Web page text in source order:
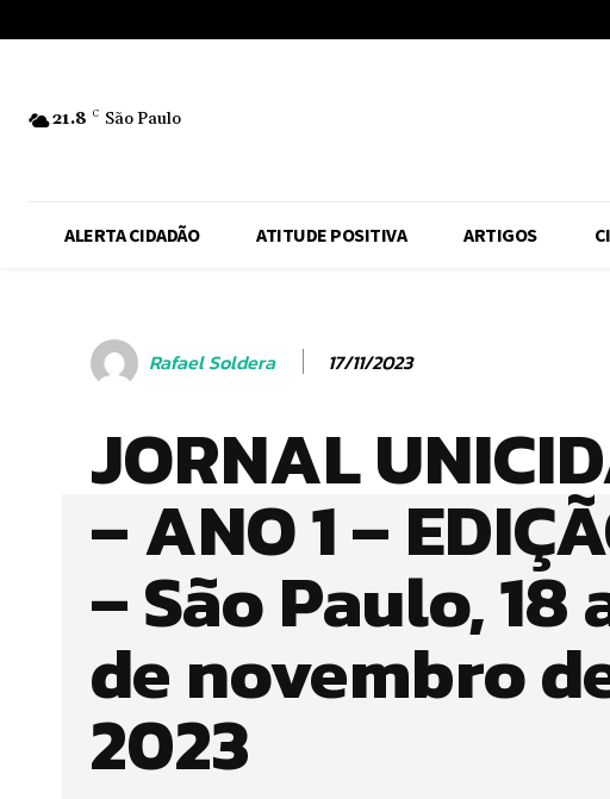
21.8 C São Paulo
ALERTA CIDADÃO ATITUDE POSITIVA ARTIGOS
Rafael Soldera 17/11/2023
JORNAL
– ANO 1 –
– São Paulo, 18
de novembro
2023